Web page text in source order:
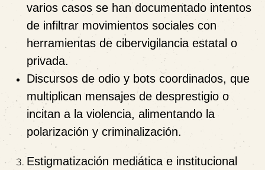
varios casos se han documentado intentos
de infiltrar movimientos sociales con
herramientas de cibervigilancia estatal o
privada.
Discursos de odio y bots coordinados, que
multiplican mensajes de desprestigio o
incitan a la violencia, alimentando la
polarización y criminalización.
Estigmatización mediática e institucional